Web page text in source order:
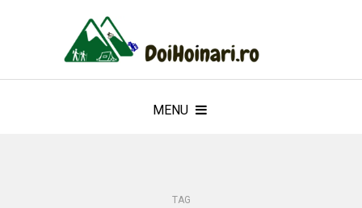
MENU
TAG